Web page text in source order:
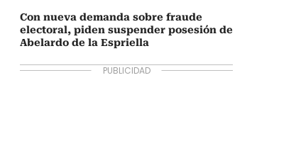
Con nueva demanda sobre fraude
electoral, piden suspender posesión de
Abelardo de la Espriella